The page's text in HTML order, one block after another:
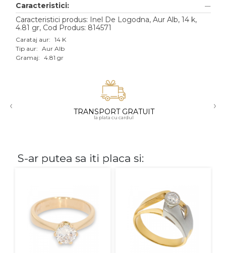
Aur alb
Aur roz
Aur mixt
18K
Diamante
Caracteristici:
Caracteristici produs: Inel De Logodna, Aur Alb, 14 k,
4.81 gr, Cod Produs: 814571
Carataj aur: 14 K
Tip aur: Aur Alb
Gramaj: 4.81 gr
‹ TRANSPORT GRATUIT
la plata cu cardul
›
S-ar putea sa iti placa si: